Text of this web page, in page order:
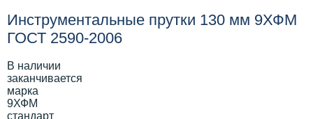
Инструментальные прутки 130 мм 9ХФМ
ГОСТ 2590-2006
В наличии
заканчивается
марка
9ХФМ
стандарт